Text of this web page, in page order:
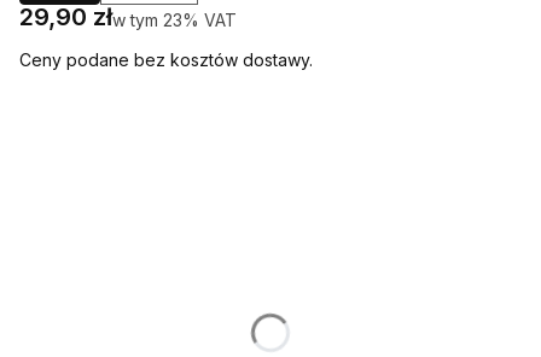
Cena
29,90 złw tym 23% VAT
w tym 23% VAT
Ceny podane bez kosztów dostawy.